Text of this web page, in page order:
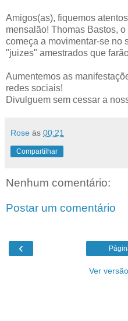
Amigos(as), fiquemos
mensalão! Thomas Bastos,
começa a movimentar-se no
"juizes" amestrados que
Aumentemos as
redes sociais!
Divulguem sem cessar a
Rose às 00:21
Compartilhar
Nenhum comentário:
Postar um comentário
‹
Ver